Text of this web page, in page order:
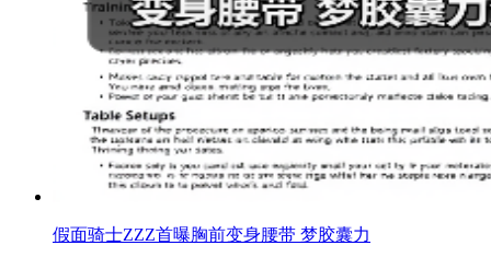
假面骑士ZZZ首曝胸前变身腰带 梦胶囊力